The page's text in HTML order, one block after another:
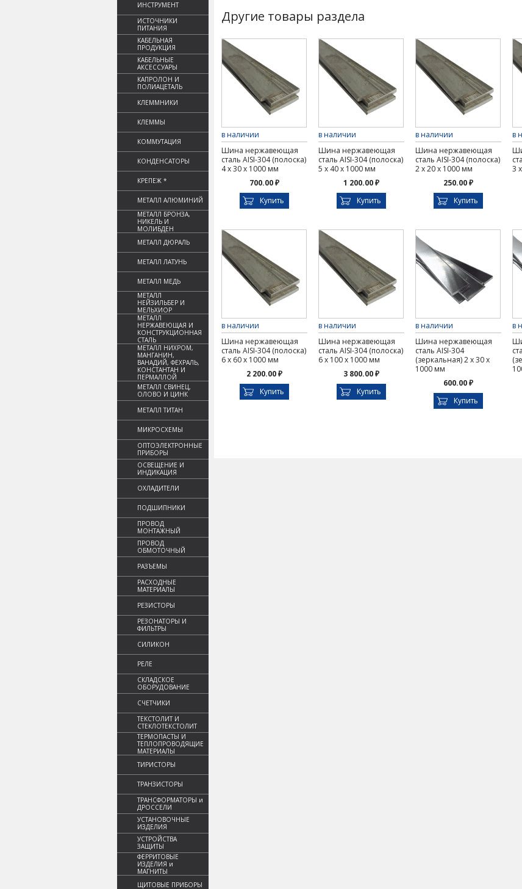
ИНСТРУМЕНТ
ИСТОЧНИКИ
ПИТАНИЯ
КАБЕЛЬНАЯ
ПРОДУКЦИЯ
КАБЕЛЬНЫЕ
АКСЕССУАРЫ
КАПРОЛОН И
ПОЛИАЦЕТАЛЬ
КЛЕММНИКИ
КЛЕММЫ
КОММУТАЦИЯ
КОНДЕНСАТОРЫ
КРЕПЕЖ *
МЕТАЛЛ АЛЮМИНИЙ
МЕТАЛЛ БРОНЗА,
НИКЕЛЬ И
МОЛИБДЕН
МЕТАЛЛ ДЮРАЛЬ
МЕТАЛЛ ЛАТУНЬ
МЕТАЛЛ МЕДЬ
МЕТАЛЛ
НЕЙЗИЛЬБЕР И
МЕЛЬХИОР
МЕТАЛЛ
НЕРЖАВЕЮЩАЯ И
КОНСТРУКЦИОННАЯ
СТАЛЬ
МЕТАЛЛ НИХРОМ,
МАНГАНИН,
ВАНАДИЙ, ФЕХРАЛЬ,
КОНСТАНТАН И
ПЕРМАЛЛОЙ
МЕТАЛЛ СВИНЕЦ,
ОЛОВО И ЦИНК
МЕТАЛЛ ТИТАН
МИКРОСХЕМЫ
ОПТОЭЛЕКТРОННЫЕ
ПРИБОРЫ
ОСВЕЩЕНИЕ И
ИНДИКАЦИЯ
ОХЛАДИТЕЛИ
ПОДШИПНИКИ
ПРОВОД
МОНТАЖНЫЙ
ПРОВОД
ОБМОТОЧНЫЙ
РАЗЪЕМЫ
РАСХОДНЫЕ
МАТЕРИАЛЫ
РЕЗИСТОРЫ
РЕЗОНАТОРЫ И
ФИЛЬТРЫ
СИЛИКОН
РЕЛЕ
СКЛАДСКОЕ
ОБОРУДОВАНИЕ
СЧЕТЧИКИ
ТЕКСТОЛИТ И
СТЕКЛОТЕКСТОЛИТ
ТЕРМОПАСТЫ И
ТЕПЛОПРОВОДЯЩИЕ
МАТЕРИАЛЫ
ТИРИСТОРЫ
ТРАНЗИСТОРЫ
ТРАНСФОРМАТОРЫ и
ДРОССЕЛИ
УСТАНОВОЧНЫЕ
ИЗДЕЛИЯ
УСТРОЙСТВА
ЗАЩИТЫ
ФЕРРИТОВЫЕ
ИЗДЕЛИЯ и
МАГНИТЫ
ЩИТОВЫЕ ПРИБОРЫ
Другие товары раздела
в наличии
Шина нержавеющая
сталь AISI-304 (полоска)
4 х 30 х 1000 мм
700.00 ₽
Купить
в наличии
Шина нержавеющая
сталь AISI-304 (полоска)
5 х 40 х 1000 мм
1 200.00 ₽
Купить
в наличии
Шина нержавеющая
сталь AISI-304 (полоска)
2 х 20 х 1000 мм
250.00 ₽
Купить
в
3
в наличии
Шина нержавеющая
сталь AISI-304 (полоска)
6 х 60 х 1000 мм
2 200.00 ₽
Купить
в наличии
Шина нержавеющая
сталь AISI-304 (полоска)
6 х 100 х 1000 мм
3 800.00 ₽
Купить
в наличии
Шина нержавеющая
сталь AISI-304
(зеркальная) 2 х 30 х
1000 мм
600.00 ₽
Купить
в